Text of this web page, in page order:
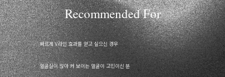
Recommended For
빠르게 V라인 효과를 얻고 싶으신 경우
얼굴살이 많아 커 보이는 얼굴이 고민이신 분